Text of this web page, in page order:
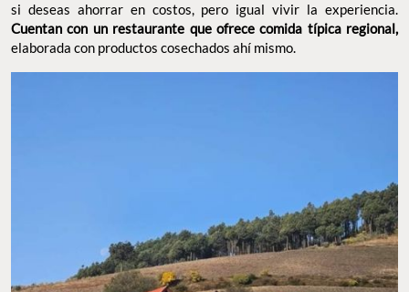
si deseas ahorrar en costos, pero igual vivir la experiencia.
Cuentan con un restaurante que ofrece comida típica regional,
elaborada con productos cosechados ahí mismo.